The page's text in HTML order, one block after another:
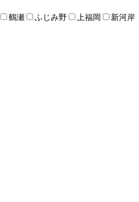
鶴瀬 ふじみ野 上福岡
新河岸